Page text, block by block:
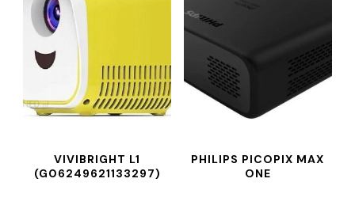
VIVIBRIGHT L1
(G06249621133297)
PHILIPS PICOPIX MAX
ONE